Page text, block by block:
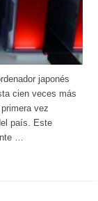
japonés
cien veces más
vez
país. Este
…